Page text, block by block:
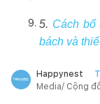
5. Cách bố
bách và
Happynest
Media/ Cộng